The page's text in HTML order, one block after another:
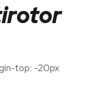
top: -20px